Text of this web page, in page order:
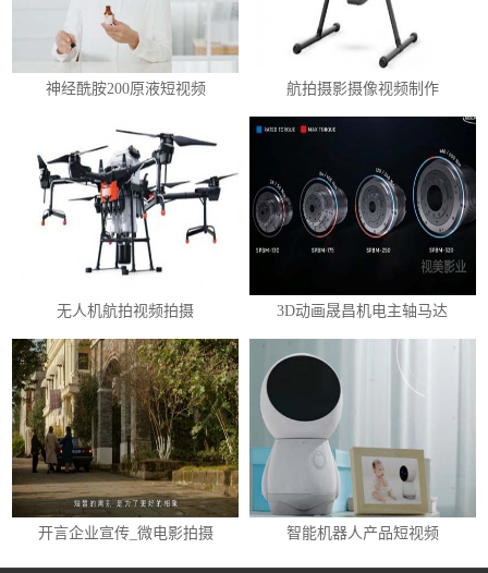
神经酰胺200原液短视频 航拍摄影摄像视频制作
无人机航拍视频拍摄 3D动画晟昌机电主轴马达
开言企业宣传_微电影拍摄 智能机器人产品短视频